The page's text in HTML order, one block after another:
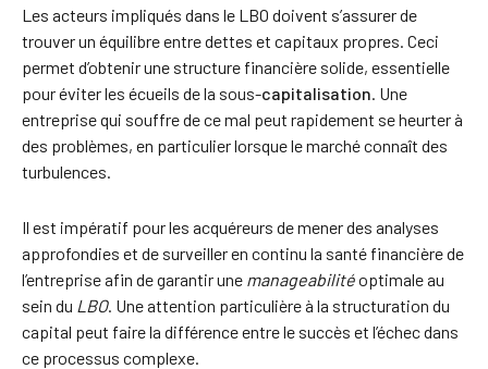
Les acteurs impliqués dans le LBO doivent s’assurer de
trouver un équilibre entre dettes et capitaux propres. Ceci
permet d’obtenir une structure financière solide, essentielle
pour éviter les écueils de la sous-capitalisation. Une
entreprise qui souffre de ce mal peut rapidement se heurter à
des problèmes, en particulier lorsque le marché connaît des
turbulences.
Il est impératif pour les acquéreurs de mener des analyses
approfondies et de surveiller en continu la santé financière de
l’entreprise afin de garantir une manageabilitéoptimale au
sein du LBO. Une attention particulière à la structuration du
capital peut faire la différence entre le succès et l’échec dans
ce processus complexe.